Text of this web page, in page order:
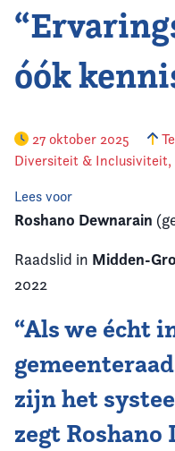
Contact
óók
27 oktober 2025
Diversiteit & Inclusiviteit,
Lees voor
Roshano Dewnarain
Raadslid in Midden-
2022
“Als we écht
zijn het
zegt